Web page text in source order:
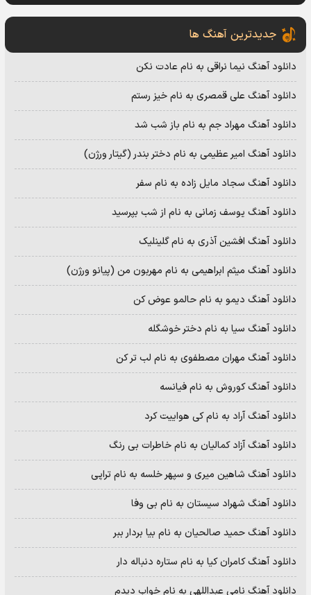
جدیدترین آهنگ ها
دانلود آهنگ نیما نراقی به نام عادت نکن
دانلود آهنگ علی قمصری به نام خیز رستم
دانلود آهنگ مهراد جم به نام باز شب شد
دانلود آهنگ امیر عظیمی به نام دختر بندر (گیتار ورژن)
دانلود آهنگ سجاد مایل زاده به نام سفر
دانلود آهنگ یوسف زمانی به نام از شب بپرسید
دانلود آهنگ افشین آذری به نام گلینلیک
دانلود آهنگ میثم ابراهیمی به نام مهربون من (پیانو ورژن)
دانلود آهنگ دیمو به نام حالمو عوض کن
دانلود آهنگ سیا به نام دختر خوشگله
دانلود آهنگ مهران مصطفوی به نام لب تر کن
دانلود آهنگ کوروش به نام فیانسه
دانلود آهنگ آراد به نام کی هواییت کرد
دانلود آهنگ آزاد کمالیان به نام خاطرات بی رنگ
دانلود آهنگ شاهین میری و سپهر خلسه به نام تراپی
دانلود آهنگ شهراد سیستان به نام بی وفا
دانلود آهنگ حمید صالحیان به نام بیا بردار ببر
دانلود آهنگ کامران کیا به نام ستاره دنباله دار
دانلود آهنگ نامی عبداللهی به نام خواب دیدم